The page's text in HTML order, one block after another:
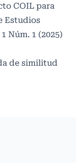
COIL para
Estudios
Núm. 1 (2025)
de similitud